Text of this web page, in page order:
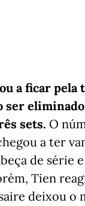
a ficar
ser
sets. O
a ter
de série
Tien
deixou o